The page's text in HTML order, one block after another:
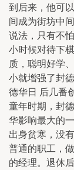
到后来，他可
间成为街坊中
说法，只有不
小时候对待下
质，聪明好学
小就增强了封
德华日 后几
童年时期，封
华影响最大的
出身贫寒，没
普通的职工，
的经理。退休